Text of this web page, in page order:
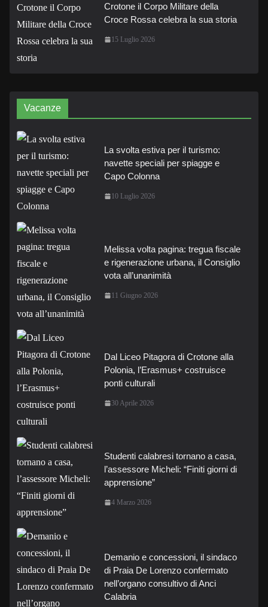
Crotone il Corpo Militare della
Croce Rossa celebra la sua storia
15 Luglio 2026
Vacanze
La svolta estiva per il turismo:
navette speciali per spiagge e
Capo Colonna
10 Luglio 2026
Melissa volta pagina: tregua fiscale
e rigenerazione urbana, il Consiglio
vota all’unanimità
11 Giugno 2026
Dal Liceo Pitagora di Crotone alla
Polonia, l’Erasmus+ costruisce
ponti culturali
30 Aprile 2026
Studenti calabresi tornano a casa,
l’assessore Micheli: “Finiti giorni di
apprensione”
4 Marzo 2026
Demanio e concessioni, il sindaco
di Praia De Lorenzo confermato
nell’organo consultivo di Anci
Calabria